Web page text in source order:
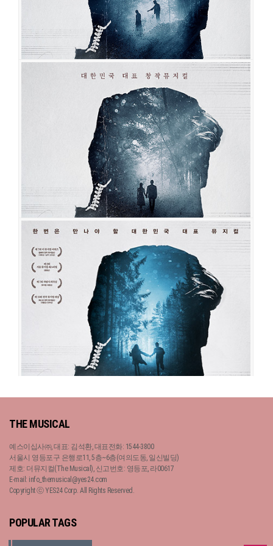
그날들
공연일시
2023-07-12 ~ 2023-09-03
공연장
예술의전당 오페라극장
출연진
유준상 이건명 오만석엄기준오종혁지창욱김건우
서현철 이정열고창석이진희 김보정 최지호
곽나윤 홍유정이자영
공연일시
2020-11-13 ~ 2021-02-07
공연장
충무아트센터 대극장
출연진
유준상 이건명정성화 민우혁 온주완조형균
나 방민아효은 서현철 이정열고창석최지호 김산호
진아김보정이휴이아진 박도연
THE MUSICAL
예스이십사㈜, 대표: 김석환, 대표전화: 1544-3800
서울시 영등포구 은행로11, 5층~6층(여의도동, 일신빌딩)
제호: 더뮤지컬(The Musical), 신고번호: 영등포, 라00617
E-mail: info_themusical@yes24.com
Copyright ⓒ YES24 Corp. All Rights Reserved.
POPULAR TAGS